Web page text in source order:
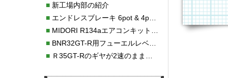
■新工場内部の紹介
■エンドレスブレーキ 6pot & 4potオーバーホール
■MIDORI R134aエアコンキットタイプⅡ取り付け
■BNR32GT-R用フューエルレベルセンサー新発売！！
■Ｒ35GT-Rのギヤが2速のまま変速しない！！